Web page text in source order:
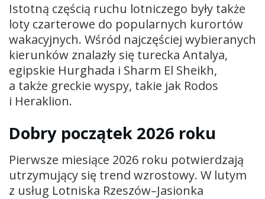
Istotną częścią ruchu lotniczego były także
loty czarterowe do popularnych kurortów
wakacyjnych. Wśród najczęściej wybieranych
kierunków znalazły się turecka Antalya,
egipskie Hurghada i Sharm El Sheikh,
a także greckie wyspy, takie jak Rodos
i Heraklion.
Dobry początek 2026 roku
Pierwsze miesiące 2026 roku potwierdzają
utrzymujący się trend wzrostowy. W lutym
z usług Lotniska Rzeszów–Jasionka